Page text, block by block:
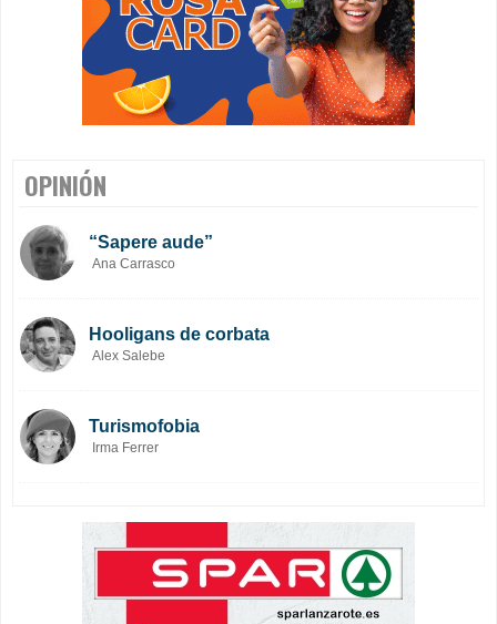
OPINIÓN
“Sapere aude”
Ana Carrasco
Hooligans de corbata
Alex Salebe
Turismofobia
Irma Ferrer